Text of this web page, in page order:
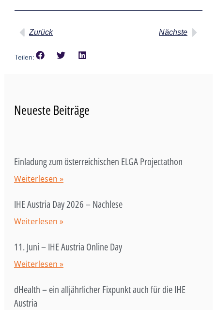
Zurück Nächste
Teilen:
Neueste Beiträge
Einladung zum österreichischen ELGA Projectathon
Weiterlesen »
IHE Austria Day 2026 – Nachlese
Weiterlesen »
11. Juni – IHE Austria Online Day
Weiterlesen »
dHealth – ein alljährlicher Fixpunkt auch für die IHE
Austria